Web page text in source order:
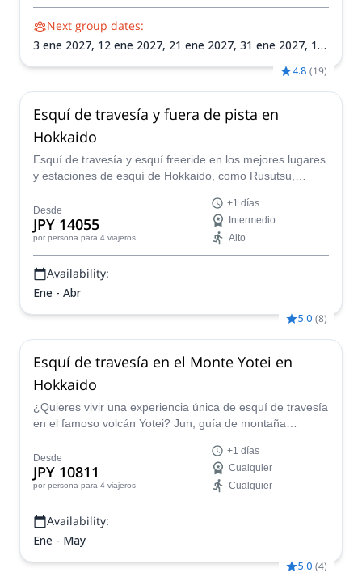
Next group dates:
3 ene 2027, 12 ene 2027, 21 ene 2027, 31 ene 2027, 10
4.8 (19)
Esquí de travesía y fuera de pista en
Hokkaido
Esquí de travesía y esquí freeride en los mejores lugares
y estaciones de esquí de Hokkaido, como Rusutsu,
Daisuke, un guía local IFMGA y un experto en esquí
freeride.
Desde
JPY 14055
por persona para 4 viajeros
+1 días
Intermedio
Alto
Availability:
Ene - Abr
5.0 (8)
Esquí de travesía en el Monte Yotei en
Hokkaido
¿Quieres vivir una experiencia única de esquí de travesía
en el famoso volcán Yotei? Jun, guía de montaña
Desde
JPY 10811
por persona para 4 viajeros
+1 días
Cualquier
Cualquier
Availability:
Ene - May
5.0 (4)